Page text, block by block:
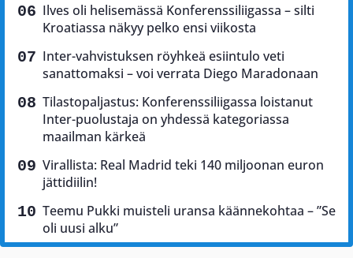
Ilves oli helisemässä Konferenssiliigassa – silti
Kroatiassa näkyy pelko ensi viikosta
Inter-vahvistuksen röyhkeä esiintulo veti
sanattomaksi – voi verrata Diego Maradonaan
Tilastopaljastus: Konferenssiliigassa loistanut
Inter-puolustaja on yhdessä kategoriassa
maailman kärkeä
Virallista: Real Madrid teki 140 miljoonan euron
jättidiilin!
Teemu Pukki muisteli uransa käännekohtaa – ”Se
oli uusi alku”